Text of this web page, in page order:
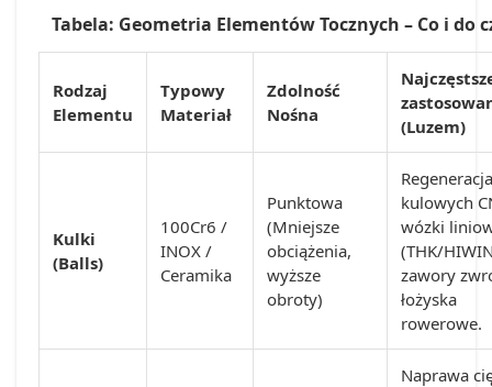
Tabela: Geometria Elementów Tocznych – Co i do
Rodzaj
Elementu
Typowy
Materiał
Zdolność
Nośna
(Luzem)
Kulki
(Balls)
100Cr6 /
INOX /
Ceramika
Punktowa
(Mniejsze
obciążenia,
wyższe
obroty)
kulowych
wózki
(THK/
zawory
łożyska
rowerowe.
Naprawa